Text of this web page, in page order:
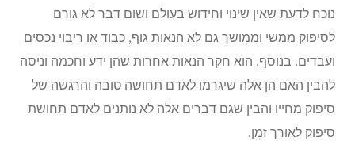
נוכח לדעת שאין שינוי וחידוש בעולם ושום דבר לא גורם
לסיפוק ממשי וממושך גם לא הנאות גוף, כבוד או ריבוי נכסים
ועבדים. בנוסף, הוא חקר הנאות אחרות שהן ידע וחכמה וניסה
להבין האם הן אלה שיגרמו לאדם תחושה טובה והרגשה של
סיפוק מחייו והבין שגם דברים אלה לא נותנים לאדם תחושת
סיפוק לאורך זמן.